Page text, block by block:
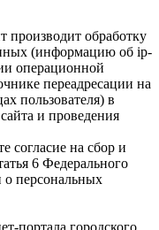
производит обработку
(информацию об ip-
операционной
переадресации на
пользователя) в
и проведения
согласие на сбор и
6 Федерального
персональных
портала городского